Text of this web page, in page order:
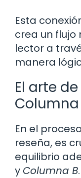
Esta
crea un flujo
lector a
manera
El arte
En el
reseña, es
equilibrio
y Columna B.